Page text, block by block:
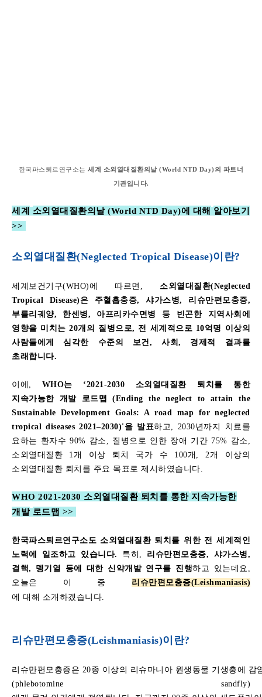
한국파스퇴르연구소는 세계 소외열대질환의날(World NTD Day)의 파트너
기관입니다.
세계 소외열대질환의날(World NTD Day)에 대해 알아보기
>>
소외열대질환(Neglected Tropical Disease)이란?
세계보건기구(WHO)에 따르면 , 소외열대질환(Neglected
Tropical Disease) 은 주혈흡충증, 샤가스병, 리슈만편모충증,
부를리궤양, 한센병, 아프리카수면병 등 빈곤한
지역사회에
영향을 미치는 20개의 질병으로, 전 세계적으로 10억명 이상의
사람들에게
심각한 수준의 보건, 사회 , 경제적
결과를
초래합니다.
이에 , WHO는 ‘2021-2030 소외열대질환 퇴치를
통한
지속가능한
개발 로드맵
(Ending the neglect to attain the
Sustainable Development Goals: A road map for neglected
tropical diseases 2021–2030)' 을 발표하고, 2030년까지
치료를
요하는 환자수 90% 감소 , 질병으로 인한 장애 기간 75% 감소 ,
소외열대질환 1개 이상 퇴치 국가 수 100개 , 2개
이상의
소외열대질환 퇴치를 주요 목표로 제시하였습니다.
WHO 2021-2030 소외열대질환 퇴치를 통한 지속가능한
개발 로드맵 >>
한국파스퇴르연구소도 소외열대질환 퇴치를 위한 전 세계적인
노력에
일조하고 있습니다. 특히 , 리슈만편모충증, 샤가스병,
결핵, 뎅기열 등에 대한 신약개발 연구를 진행하고 있는데요 ,
오늘은
이 중 리슈만편모충증(Leishmaniasis)
에
대해 소개하겠습니다.
리슈만편모충증(Leishmaniasis)이란?
리슈만편모충증은 20종 이상의 리슈마니아 원생동물 기생충에
감
(phlebotomine sandfly)